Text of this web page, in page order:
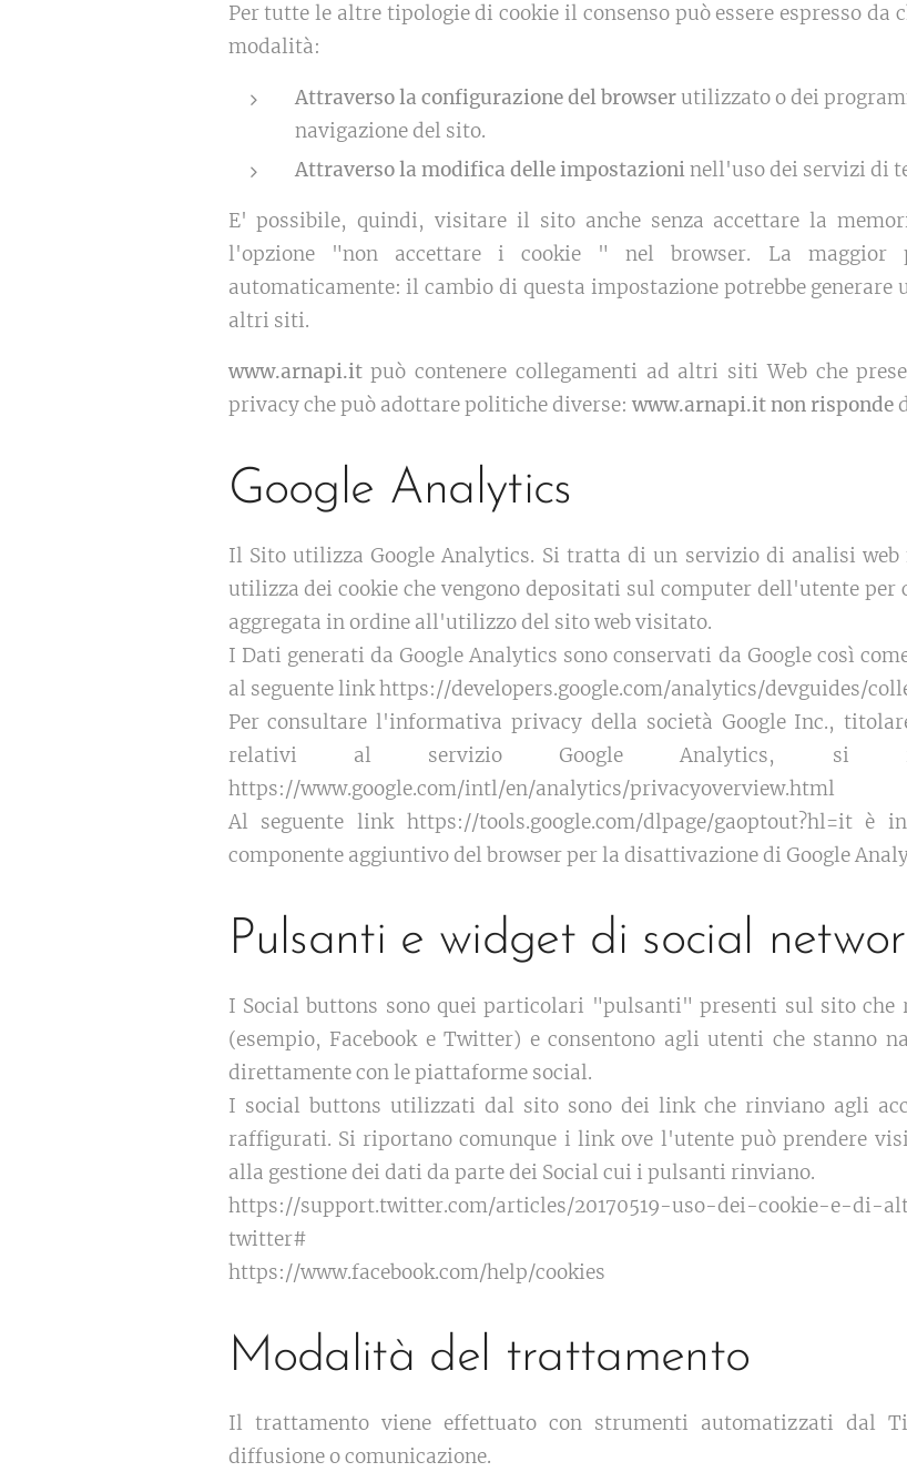
Per tutte le altre tipologie di cookie il consenso può essere espresso
modalità:
Attraverso la configurazione del browserutilizzato o dei
navigazione del sito.
Attraverso la modifica delle impostazioninell'uso dei servizi di
E' possibile, quindi, visitare il sito anche senza accettare la
l'opzione "non accettare i cookie " nel browser. La maggior
automaticamente: il cambio di questa impostazione potrebbe generare
altri siti.
www.arnapi.itpuò contenere collegamenti ad altri siti Web che
privacy che può adottare politiche diverse: www.arnapi.it non risponde
Google Analytics
Il Sito utilizza Google Analytics. Si tratta di un servizio di analisi
utilizza dei cookie che vengono depositati sul computer dell'utente
aggregata in ordine all'utilizzo del sito web visitato.
I Dati generati da Google Analytics sono conservati da Google così
al seguente link https://developers.google.com/analytics/devguides/
Per consultare l'informativa privacy della società Google Inc.,
relativi al servizio Google Analytics,
https://www.google.com/intl/en/analytics/privacyoverview.html
Al seguente link https://tools.google.com/dlpage/gaoptout?hl=it è
componente aggiuntivo del browser per la disattivazione di Google
Pulsanti e widget di social
I Social buttons sono quei particolari "pulsanti" presenti sul sito che
(esempio, Facebook e Twitter) e consentono agli utenti che stanno
direttamente con le piattaforme social.
I social buttons utilizzati dal sito sono dei link che rinviano agli
raffigurati. Si riportano comunque i link ove l'utente può prendere
alla gestione dei dati da parte dei Social cui i pulsanti rinviano.
https://support.twitter.com/articles/20170519-uso-dei-cookie-e-
twitter#
https://www.facebook.com/help/cookies
Modalità del trattamento
Il trattamento viene effettuato con strumenti automatizzati dal
diffusione o comunicazione.